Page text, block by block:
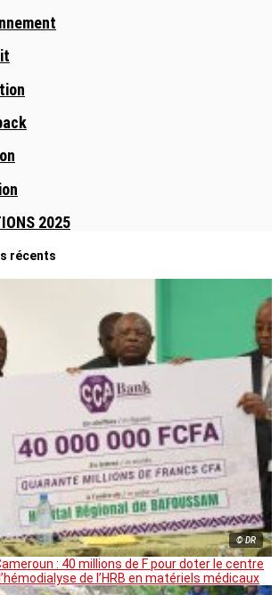
2025
récents
© DR
: 40 millions de F pour doter le centre
de l’HRB en matériels médicaux